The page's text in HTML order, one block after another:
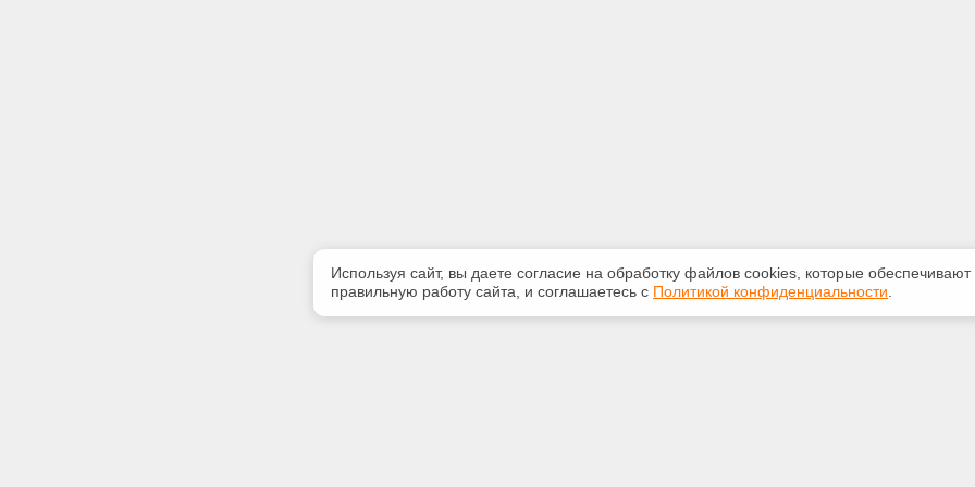
Используя сайт, вы даете согласие на обработку файлов сооkiеs, которые обеспечивают
правильную работу сайта, и соглашаетесь с Политикой конфиденциальности.